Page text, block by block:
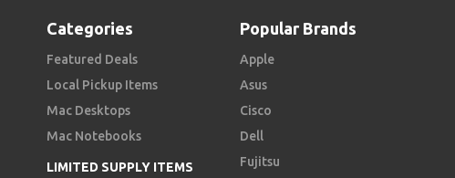
Categories
Featured Deals
Local Pickup Items
Mac Desktops
Mac Notebooks
LIMITED SUPPLY ITEMS
Popular Brands
Apple
Asus
Cisco
Dell
Fujitsu